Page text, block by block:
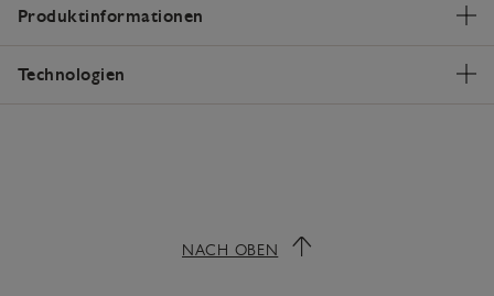
Produktinformationen
Technologien
NACH OBEN